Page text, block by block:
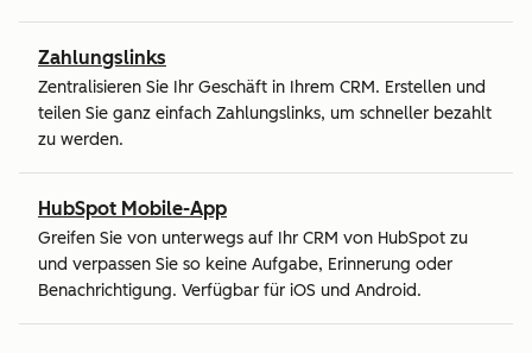
Zahlungslinks
Zentralisieren Sie Ihr Geschäft in Ihrem CRM. Erstellen und
teilen Sie ganz einfach Zahlungslinks, um schneller bezahlt
zu werden.
HubSpot Mobile-App
Greifen Sie von unterwegs auf Ihr CRM von HubSpot zu
und verpassen Sie so keine Aufgabe, Erinnerung oder
Benachrichtigung. Verfügbar für iOS und Android.